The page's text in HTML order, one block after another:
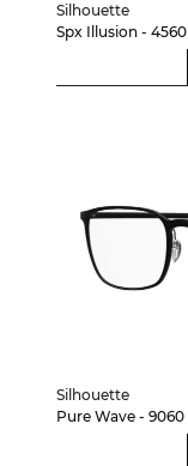
Silhouette
Spx Illusion - 4560
Silhouette
Pure Wave - 9060